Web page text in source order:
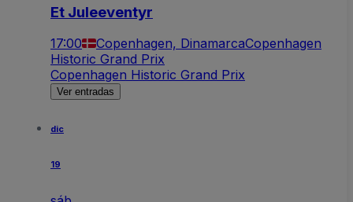
Et Juleeventyr
17:00 Copenhagen, DinamarcaCopenhagen
Historic Grand Prix
Copenhagen Historic Grand Prix
Ver entradas
dic
19